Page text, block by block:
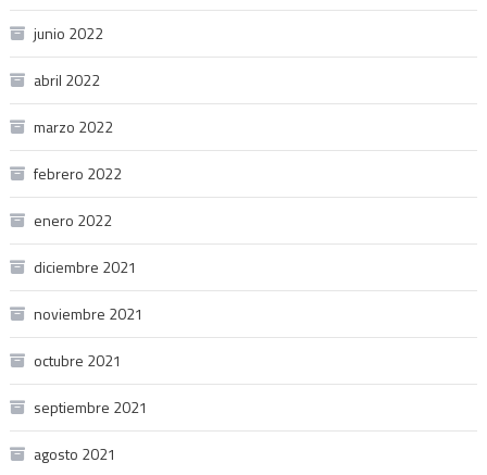
junio 2022
abril 2022
marzo 2022
febrero 2022
enero 2022
diciembre 2021
noviembre 2021
octubre 2021
septiembre 2021
agosto 2021